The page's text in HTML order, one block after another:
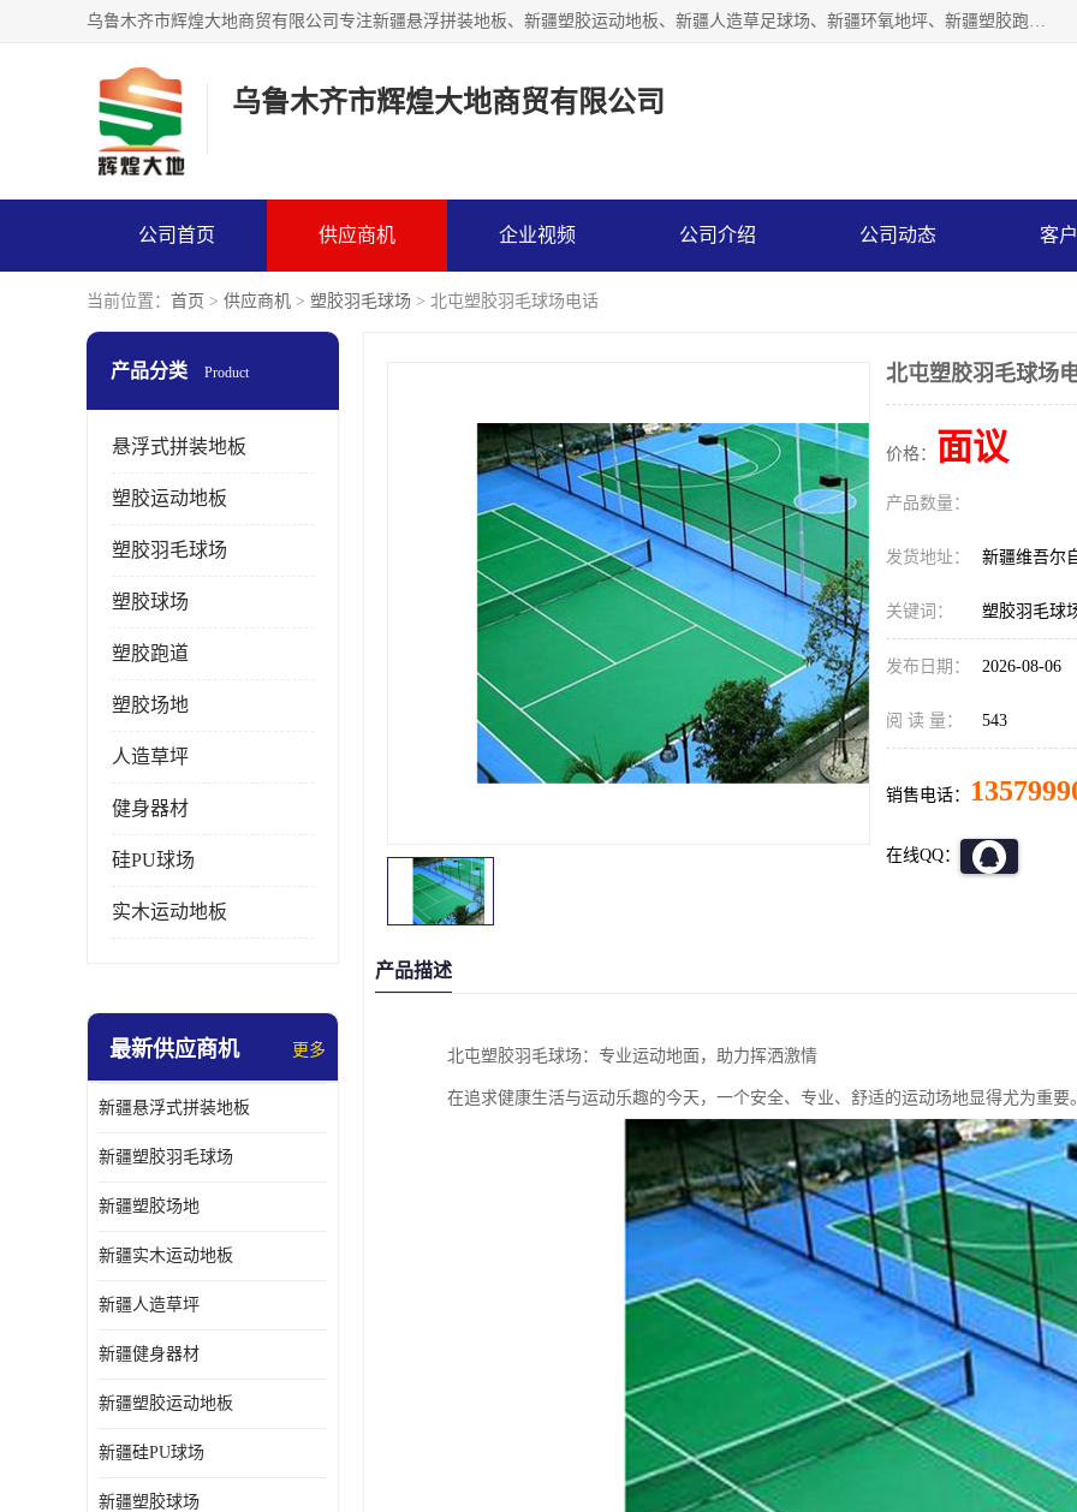
乌鲁木齐市辉煌大地商贸有限公司专注新疆悬浮拼装地板、新疆塑胶运动地板、新疆人造草足球场、新疆环氧地坪、新疆塑胶跑道、新疆舞蹈地板的地面材料供应商。质量优，价格佳，欢迎咨询。
乌鲁木齐市辉煌大地商贸有限公司
公司首页 供应商机 企业视频 公司介绍 公司动态 客
当前位置： 首页 > 供应商机 > 塑胶羽毛球场 > 北屯塑胶羽毛球场电话
产品分类 Product
悬浮式拼装地板
塑胶运动地板
塑胶羽毛球场
塑胶球场
塑胶跑道
塑胶场地
人造草坪
健身器材
硅PU球场
实木运动地板
最新供应商机 更多
新疆悬浮式拼装地板
新疆塑胶羽毛球场
新疆塑胶场地
新疆实木运动地板
新疆人造草坪
新疆健身器材
新疆塑胶运动地板
新疆硅PU球场
新疆塑胶球场
北屯塑胶羽毛球场
价格： 面议
产品数量：
发货地址： 新疆维吾尔
关键词： 塑胶羽毛球
发布日期： 2026-08-06
阅 读 量： 543
销售电话：
在线QQ：
产品描述
北屯塑胶羽毛球场：专业运动地面，助力挥洒激情
在追求健康生活与运动乐趣的今天，一个安全、专业、舒适的运动场地显得尤为重要